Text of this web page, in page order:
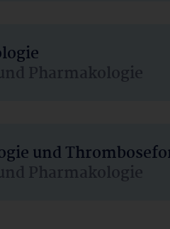
Pharmakologie
und
Pharmakologie